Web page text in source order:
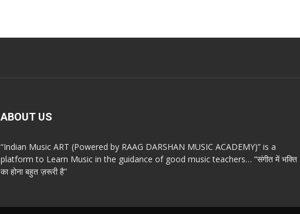
ABOUT US
“Indian Music ART (Powered by RAAG DARSHAN MUSIC ACADEMY)” is a
platform to Learn Music in the guidance of good music teachers… “संगीत में भक्ति
का होना बहुत ज़रूरी है”